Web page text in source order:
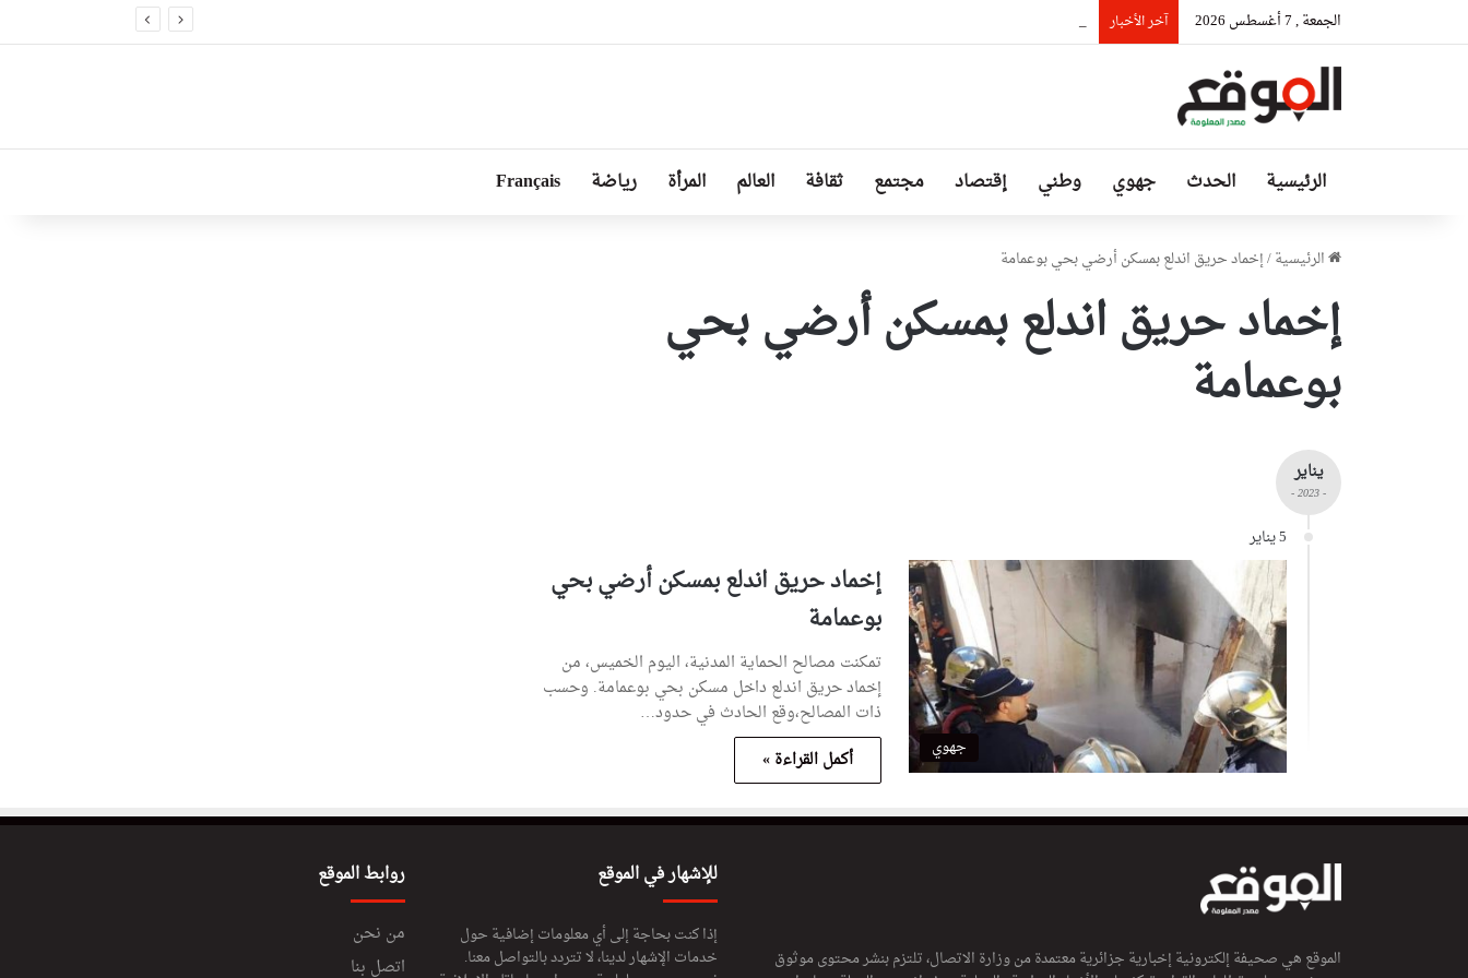
الجمعة , 7 أغسطس 2026 آخر الأخبار السيّد عطاف يستقبل من طرف رئيسة مجلس الجمهورية للجمعية الوطنية البيلاروسية
الرئيسية الحدث جهوي وطني إقتصاد مجتمع ثقافة العالم المرأة رياضة Français
الرئيسية/إخماد حريق اندلع بمسكن أرضي بحي بوعمامة
إخماد حريق اندلع بمسكن أرضي بحي
بوعمامة
يناير
- 2023 -
5 يناير
جهوي
إخماد حريق اندلع بمسكن أرضي بحي
بوعمامة
تمكنت مصالح الحماية المدنية، اليوم الخميس، من
إخماد حريق اندلع داخل مسكن بحي بوعمامة. وحسب
ذات المصالح،وقع الحادث في حدود…
أكمل القراءة »
الموقع هي صحيفة إلكترونية إخبارية جزائرية معتمدة من وزارة الاتصال، تلتزم بنشر محتوى موثوق
للإشهار في الموقع
إذا كنت بحاجة إلى أي معلومات إضافية حول
خدمات الإشهار لدينا، لا تتردد بالتواصل معنا.
روابط الموقع
من نحن
اتصل بنا